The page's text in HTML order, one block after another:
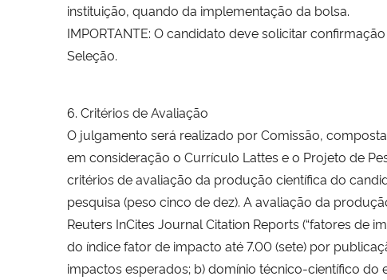
instituição, quando da implementação da bolsa.
IMPORTANTE: O candidato deve solicitar
Seleção.
6. Critérios de Avaliação
O julgamento será realizado por Comissão,
em consideração o Currículo Lattes e o Projeto de
critérios de avaliação da produção científica do
pesquisa (peso cinco de dez). A avaliação da
Reuters InCites Journal Citation Reports (“fatores de
do índice fator de impacto até 7.00 (sete) por
impactos esperados; b) domínio técnico-científico